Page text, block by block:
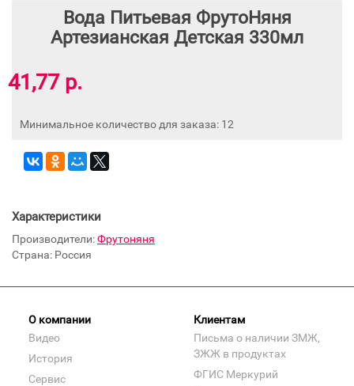
Вода Питьевая ФрутоНяня
Артезианская Детская 330мл
41,77 р.
Минимальное количество для заказа: 12
Характеристики
Производители:Фрутоняня
Страна: Россия
О компании
Видео
История
Сервис
Клиентам
Письма о наличии ЗМЖ,
ЗЖЖ в продуктах
ФГИС Меркурий